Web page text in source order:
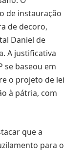
de instauração
de decoro,
Daniel de
A justificativa
se baseou em
o projeto de lei
à pátria, com
que a
para o